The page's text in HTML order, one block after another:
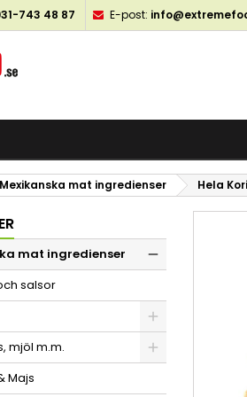
743 48 87 E-post:
Mexikanska mat ingredienser Hela
mat ingredienser
salsor
mjöl m.m.
Majs